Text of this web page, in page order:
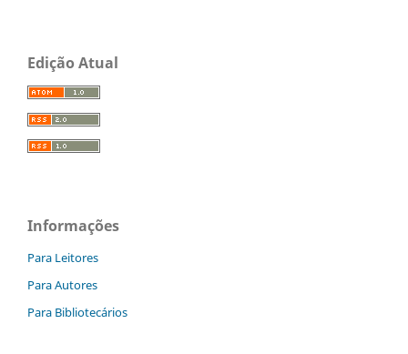
Edição Atual
Informações
Para Leitores
Para Autores
Para Bibliotecários